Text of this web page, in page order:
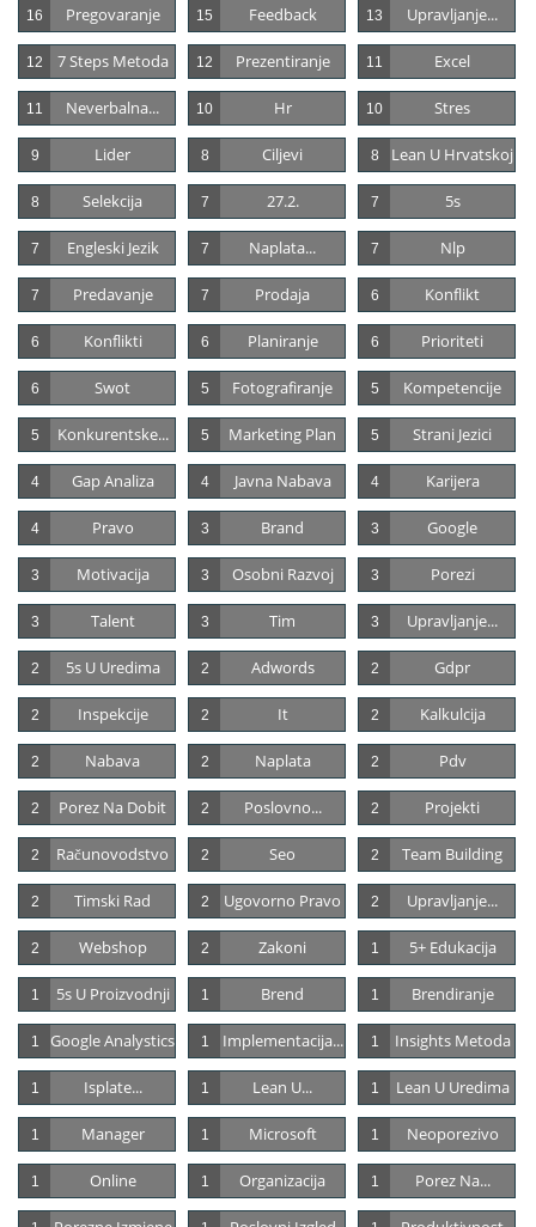
Pregovaranje
16 Feedback
15 Upravljanje...
13
7 Steps Metoda
12 Prezentiranje
12 Excel
11
Neverbalna...
11 Hr
10 Stres
10
Lider
9 Ciljevi
8 Lean U Hrvatskoj
8
Selekcija
8 27.2.
7 5s
7
Engleski Jezik
7 Naplata...
7 Nlp
7
Predavanje
7 Prodaja
7 Konflikt
6
Konflikti
6 Planiranje
6 Prioriteti
6
Swot
6 Fotografiranje
5 Kompetencije
5
Konkurentske...
5 Marketing Plan
5 Strani Jezici
5
Gap Analiza
4 Javna Nabava
4 Karijera
4
Pravo
4 Brand
3 Google
3
Motivacija
3 Osobni Razvoj
3 Porezi
3
Talent
3 Tim
3 Upravljanje...
3
5s U Uredima
2 Adwords
2 Gdpr
2
Inspekcije
2 It
2 Kalkulcija
2
Nabava
2 Naplata
2 Pdv
2
Porez Na Dobit
2 Poslovno...
2 Projekti
2
Računovodstvo
2 Seo
2 Team Building
2
Timski Rad
2 Ugovorno Pravo
2 Upravljanje...
2
Webshop
2 Zakoni
2 5+ Edukacija
1
5s U Proizvodnji
1 Brend
1 Brendiranje
1
Google Analystics
1 Implementacija...
1 Insights Metoda
1
Isplate...
1 Lean U...
1 Lean U Uredima
1
Manager
1 Microsoft
1 Neoporezivo
1
Online
1 Organizacija
1 Porez Na...
1